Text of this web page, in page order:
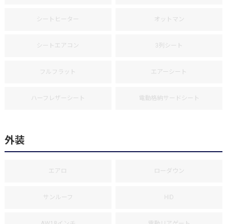
シートヒーター オットマン
シートエアコン 3列シート
フルフラット エアーシート
ハーフレザーシート 電動格納サードシート
外装
エアロ ローダウン
サンルーフ HID